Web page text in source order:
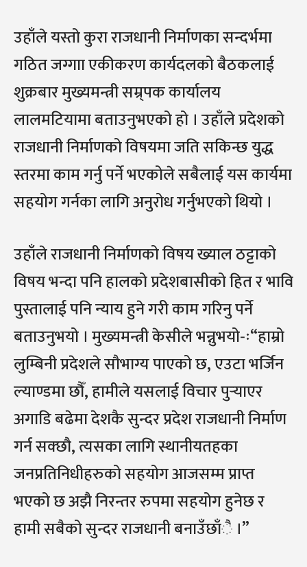
उहाँले यस्तो कुरा राजधानी निर्माणका सन्दर्भमा
गठित जग्गाा एकीकरण कार्यदलको बैठकलाई
शुक्रबार मुख्यमन्त्री सम्र्पक कार्यालय
लालमटियामा बताउनुभएको हो । उहाँले प्रदेशको
राजधानी निर्माणको विषयमा जति सकिन्छ युद्ध
स्तरमा काम गर्नु पर्ने भएकोले सबैलाई यस कार्यमा
सहयोग गर्नका लागि अनुरोध गर्नुभएको थियो ।
उहाँले राजधानी निर्माणको विषय ख्याल ठट्टाको
विषय भन्दा पनि हालको प्रदेशबासीको हित र भावि
पुस्तालाई पनि न्याय हुने गरी काम गरिनु पर्ने
बताउनुभयो । मुख्यमन्त्री केसीले भन्नुभयो-ः“हाम्रो
लुम्बिनी प्रदेशले सौभाग्य पाएको छ, एउटा भर्जिन
ल्याण्डमा छौँ, हामीले यसलाई विचार पुर्‍याएर
अगाडि बढेमा देशकै सुन्दर प्रदेश राजधानी निर्माण
गर्न सक्छौ, त्यसका लागि स्थानीयतहका
जनप्रतिनिधीहरुको सहयोग आजसम्म प्राप्त
भएको छ अझै निरन्तर रुपमा सहयोग हुनेछ र
हामी सबैको सुन्दर राजधानी बनाउँछाँै ।”